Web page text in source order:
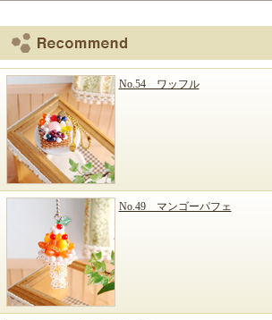
No.54 ワッフル
No.49 マンゴーパフェ